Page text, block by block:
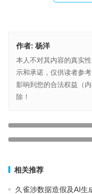
作者: 杨洋
本人不对其内容的真实
示和承诺，仅供读者参
影响到您的合法权益（
除！
相关推荐
久雀涉数据造假及AI生